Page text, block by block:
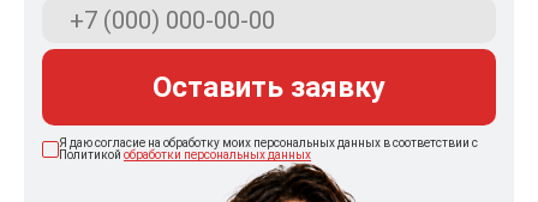
Оставить заявку
Я даю согласие на обработку моих персональных данных в соответствии с
Политикой обработки персональных данных